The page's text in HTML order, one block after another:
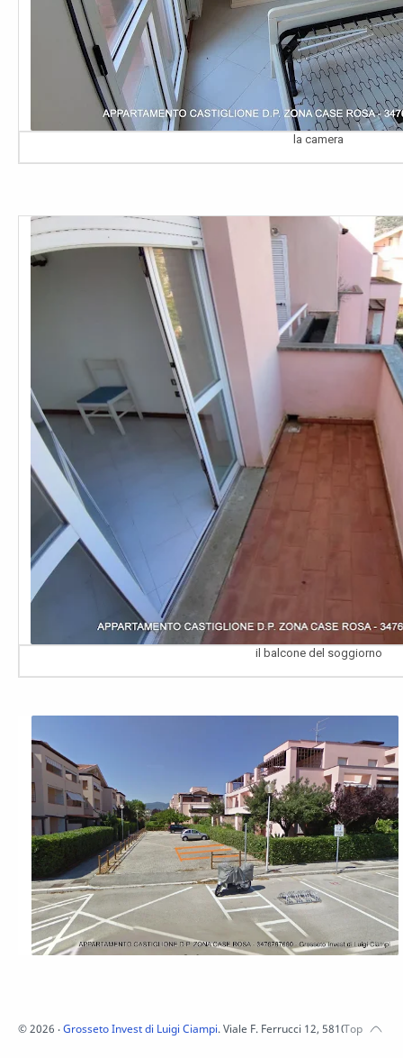
la camera
il balcone del soggiorno
©2026 ‧Grosseto Invest di Luigi Ciampi. Viale F. Ferrucci 12, 58100